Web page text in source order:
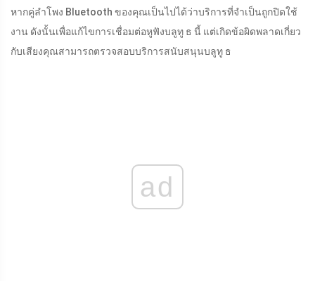
หากคู่ลำโพง Bluetooth ของคุณเป็นไปได้ว่าบริการที่จำเป็นถูกปิดใช้
งาน ดังนั้นเพื่อแก้ไขการเชื่อมต่อหูฟังบลูทู ธ นี้ แต่เกิดข้อผิดพลาดเกี่ยว
กับเสียงคุณสามารถตรวจสอบบริการสนับสนุนบลูทู ธ
ad